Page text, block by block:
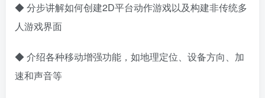
◆分步讲解如何创建2D平台动作游戏以及构建非传统多
人游戏界面
◆介绍各种移动增强功能，如地理定位、设备方向、加
速和声音等